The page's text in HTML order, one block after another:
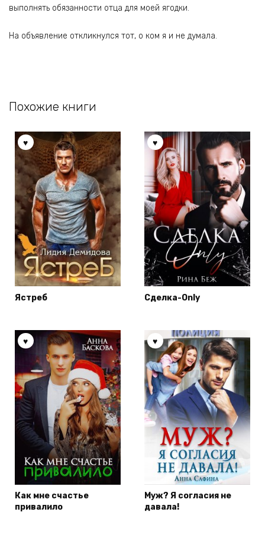
выполнять обязанности отца для моей ягодки.
На объявление откликнулся тот, о ком я и не думала.
Похожие книги
Ястреб Сделка-Only
Как мне счастье
привалило
Муж? Я согласия не
давала!